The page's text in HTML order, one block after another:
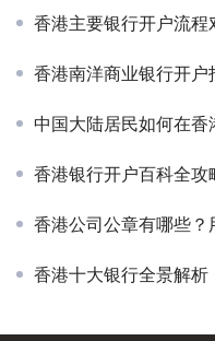
香港主要银行开户流程
香港南洋商业银行开户
中国大陆居民如何在
香港银行开户百科全攻略：
香港公司公章有哪些？
香港十大银行全景解析